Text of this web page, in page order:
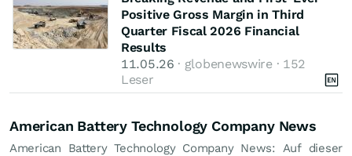
Positive Gross Margin in Third
Quarter Fiscal 2026 Financial
Results
11.05.26 · globenewswire · 152
Leser
American Battery Technology Company News
American Battery Technology Company News: Auf dieser